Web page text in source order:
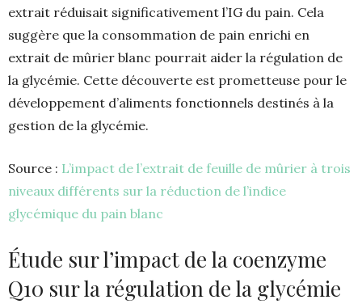
extrait réduisait significativement l’IG du pain. Cela
suggère que la consommation de pain enrichi en
extrait de mûrier blanc pourrait aider la régulation de
la glycémie. Cette découverte est prometteuse pour le
développement d’aliments fonctionnels destinés à la
gestion de la glycémie.
Source : L’impact de l’extrait de feuille de mûrier à trois
niveaux différents sur la réduction de l’indice
glycémique du pain blanc
Étude sur l’impact de la coenzyme
Q10 sur la régulation de la glycémie